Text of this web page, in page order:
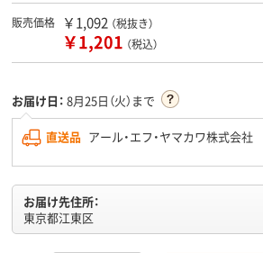
販売価格 ￥1,092 （税抜き）
￥1,201 （税込）
お届け日： 8月25日（火）まで
直送品 アール・エフ・ヤマカワ株式会社
お届け先住所：
東京都江東区